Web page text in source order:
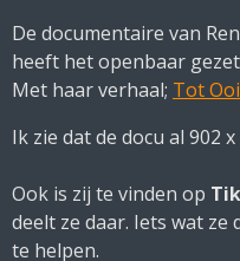
De documentaire van
heeft het openbaar
Met haar verhaal; Tot
Ik zie dat de docu al 902
Ook is zij te vinden op
deelt ze daar. Iets wat
te helpen.